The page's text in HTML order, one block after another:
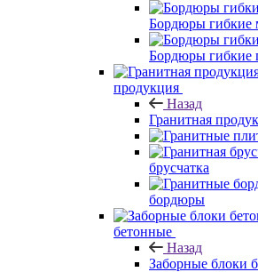
Бордюры гибкие
Бордюры гибкие
продукция
Назад
Гранитная
брусчатка
бордюры
бетонные
Назад
Заборные блоки